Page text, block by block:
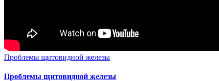
Проблемы щитовидной железы
Проблемы щитовидной железы